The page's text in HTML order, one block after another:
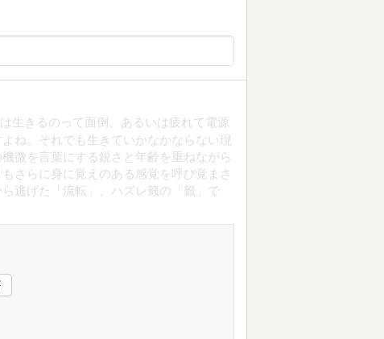
生きるのって面倒、あるいは疲れて電源
ね。それでも生きていかなかならない現
微を言葉にする鋭さと年齢を重ねながら
さらに身に覚えのある感覚を呼び覚まさ
逃げた「流転」、ハズレ籤の「籤」で